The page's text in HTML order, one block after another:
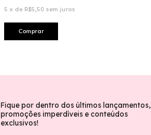
5 x de R$5,50 sem juros
Fique por dentro dos últimos lançamentos,
promoções imperdíveis e conteúdos
exclusivos!